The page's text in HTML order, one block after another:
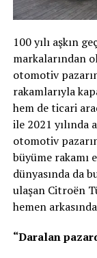
100 yılı aşkın
markalarından
otomotiv
rakamlarıyla
hem de ticari
ile 2021 yılında
otomotiv
büyüme rakamı
dünyasında da
ulaşan Citroën
hemen
“Daralan